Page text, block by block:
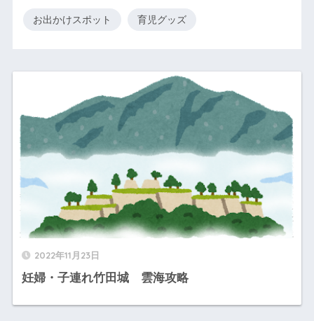
お出かけスポット 育児グッズ
2022年11月23日
妊婦・子連れ竹田城 雲海攻略